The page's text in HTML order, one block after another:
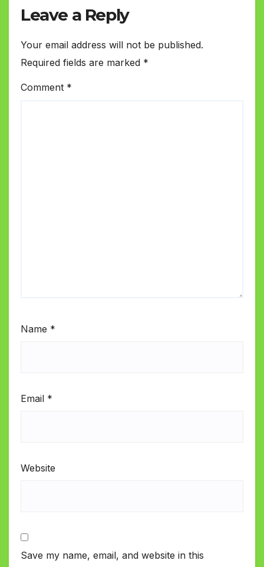
Leave a Reply
Your email address will not be published.
Required fields are marked *
Comment *
Name *
Email *
Website
Save my name, email, and website in this